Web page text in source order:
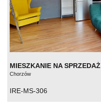
MIESZKANIE NA SPRZEDAŻ
Chorzów
IRE-MS-306